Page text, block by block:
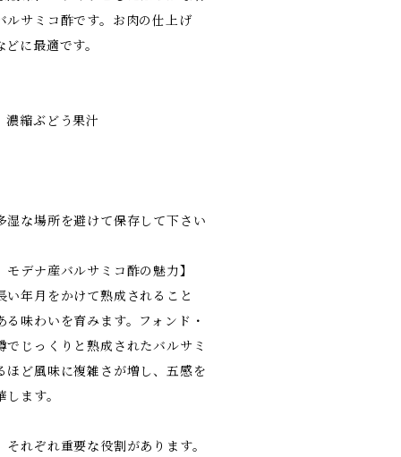
ルサミコ酢です。お肉の仕上げ
に最適です。
濃縮ぶどう果汁
湿な場所を避けて保存して下さい
デナ産バルサミコ酢の魅力】
年月をかけて熟成されること
味わいを育みます。フォンド・
じっくりと熟成されたバルサミ
ほど風味に複雑さが増し、五感を
ます。
れぞれ重要な役割があります。